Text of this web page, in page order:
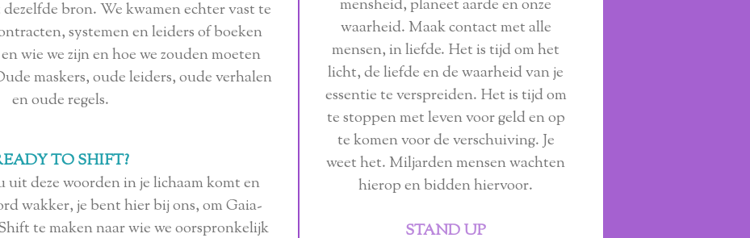
bron. We kwamen echter vast te
systemen en leiders of boeken
wie we zijn en hoe we zouden moeten
maskers, oude leiders, oude verhalen
en oude regels.
TO SHIFT?
uit deze woorden in je lichaam komt en
wakker, je bent hier bij ons, om Gaia-
te maken naar wie we oorspronkelijk
mensheid, planeet aarde en onze
waarheid. Maak contact met alle
mensen, in liefde. Het is tijd om het
licht, de liefde en de waarheid van je
essentie te verspreiden. Het is tijd om
te stoppen met leven voor geld en op
te komen voor de verschuiving. Je
weet het. Miljarden mensen wachten
hierop en bidden hiervoor.
STAND UP